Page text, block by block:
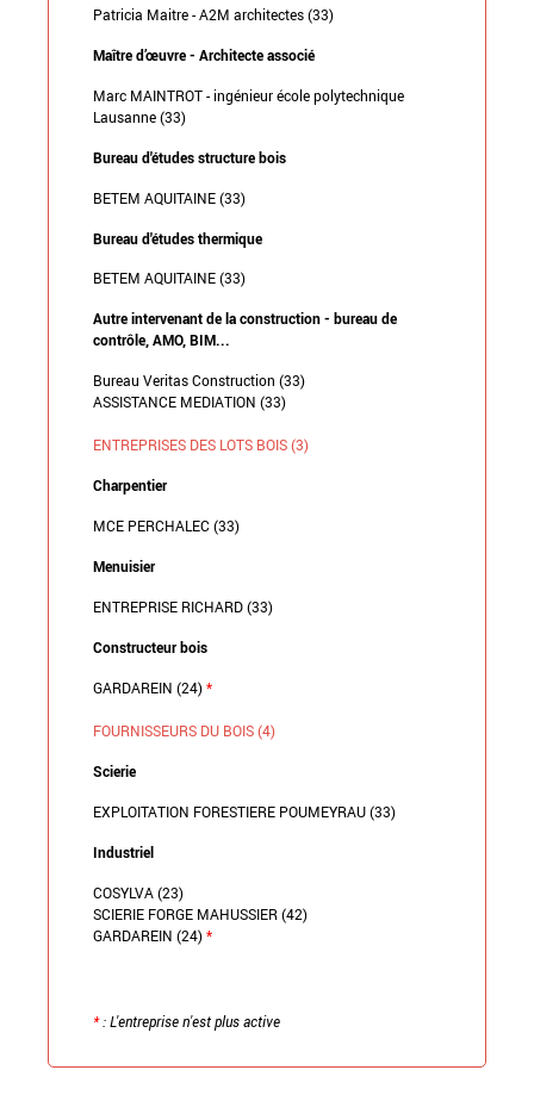
Patricia Maitre - A2M architectes (33)
Maître d’œuvre - Architecte associé
Marc MAINTROT - ingénieur école polytechnique
Lausanne (33)
Bureau d'études structure bois
BETEM AQUITAINE (33)
Bureau d'études thermique
BETEM AQUITAINE (33)
Autre intervenant de la construction - bureau de
contrôle, AMO, BIM...
Bureau Veritas Construction (33)
ASSISTANCE MEDIATION (33)
ENTREPRISES DES LOTS BOIS (3)
Charpentier
MCE PERCHALEC (33)
Menuisier
ENTREPRISE RICHARD (33)
Constructeur bois
GARDAREIN (24)*
FOURNISSEURS DU BOIS (4)
Scierie
EXPLOITATION FORESTIERE POUMEYRAU (33)
Industriel
COSYLVA (23)
SCIERIE FORGE MAHUSSIER (42)
GARDAREIN (24)*
*: L'entreprise n'est plus active